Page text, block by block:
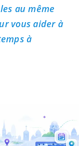
au même
vous aider à
à